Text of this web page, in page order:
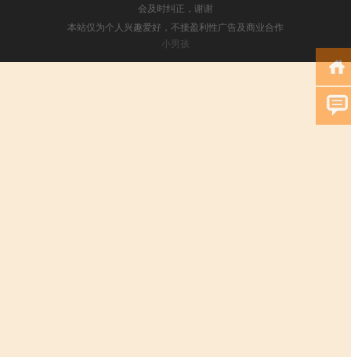
会及时纠正，谢谢
本站仅为个人兴趣爱好，不接盈利性广告及商业合作
小男孩